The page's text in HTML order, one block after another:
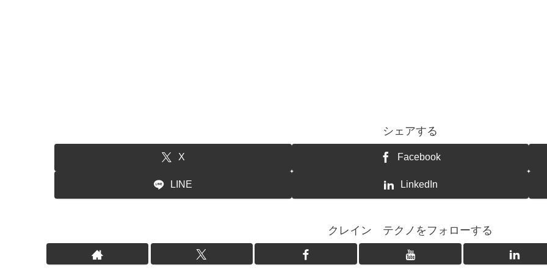
シェアする
X Facebook
LINE LinkedIn
クレイン テクノをフォローする